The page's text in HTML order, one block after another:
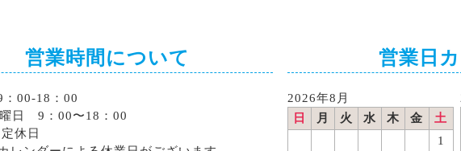
営業時間について
00-18：00
日 9：00〜18：00
休日
営業日
2026年8月
日
月 火 水 木 金
土
1